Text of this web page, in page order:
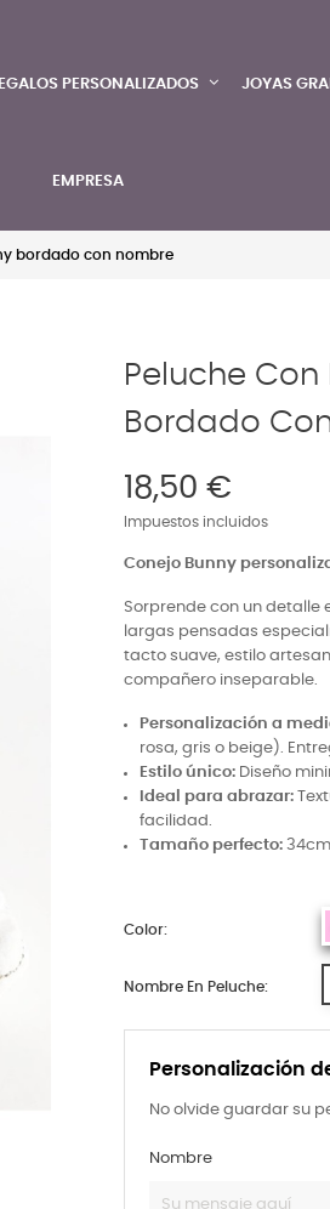
PERSONALIZADOS JOYAS
EMPRESA
bordado con nombre
Peluche
Bordado
18,50 €
Impuestos incluidos
Conejo Bunny
Sorprende con un detalle
largas pensadas
tacto suave, estilo
compañero inseparable.
Personalización a
rosa, gris o beige).
Estilo único: Diseño
Ideal para abrazar:
facilidad.
Tamaño perfecto:
Personalización
No olvide guardar su
Nombre
Color:
Nombre En Peluche: